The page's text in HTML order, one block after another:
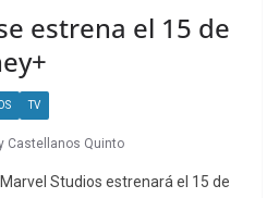
estrena el 15 de
TV
Castellanos Quinto
Studios estrenará el 15 de